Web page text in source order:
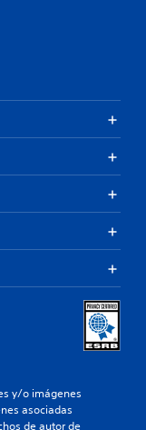
y/o imágenes
asociadas
de autor de